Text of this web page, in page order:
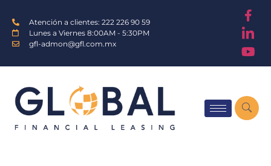
Atención a clientes: 222 226 90 59
Lunes a Viernes 8:00AM - 5:30PM
gfl-admon@gfl.com.mx